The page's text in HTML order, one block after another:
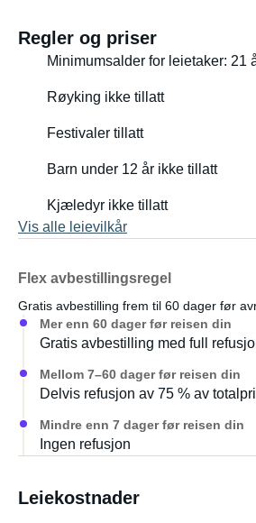
- Ingen klimaanlegg; det blir varmt
sommeren.
- Fullt utstyrt.
Regler og priser
Minimumsalder for leietaker: 21
Røyking ikke tillatt
Festivaler tillatt
Barn under 12 år ikke tillatt
Kjæledyr ikke tillatt
Vis alle leievilkår
Flex avbestillingsregel
Gratis avbestilling frem til 60 dager før
Mer enn 60 dager før reisen din
Gratis avbestilling med full
Mellom 7–60 dager før reisen din
Delvis refusjon av 75 % av
Mindre enn 7 dager før reisen din
Ingen refusjon
Leiekostnader